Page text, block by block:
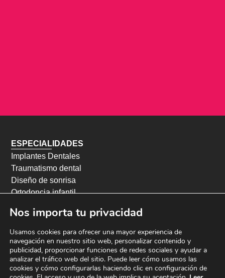
ESPECIALIDADES
Implantes Dentales
Traumatismo dental
Diseño de sonrisa
Ortodoncia infantil
Odontopediatría
Endodoncia
Periodoncia
Blanqueamiento dental
Odontología conservadora
Nos importa tu privacidad
Usamos cookies para ofrecer una mayor experiencia de
navegación en nuestro sitio web, personalizar contenido y
publicidad, proporcionar funciones de redes sociales y ayudar a
analizar el tráfico web del sitio. Puede leer cómo usamos las
cookies y cómo configurarlas haciendo clic en configuración de